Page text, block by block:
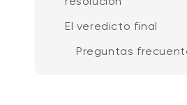
El veredicto final
Preguntas